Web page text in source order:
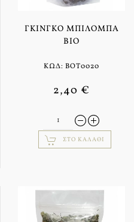
ΓΚΊΝΓΚΟ ΜΠΙΛΌΜΠΑ
BIO
ΚΩΔ: BOT0020
2,40 €
ΣΤΟ ΚΑΛΆΘΙ